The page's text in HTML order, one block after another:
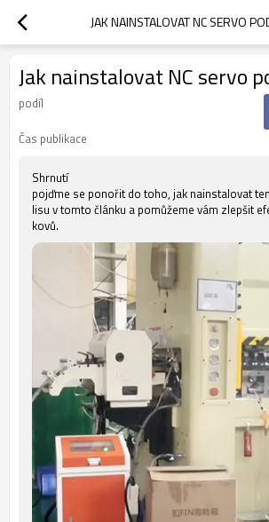
JAK NAINSTALOVAT NC SERVO
Jak nainstalovat NC servo
podíl
Čas publikace
Shrnutí
pojďme se ponořit do toho, jak nainstalovat
lisu v tomto článku a pomůžeme vám zlepšit
kovů.